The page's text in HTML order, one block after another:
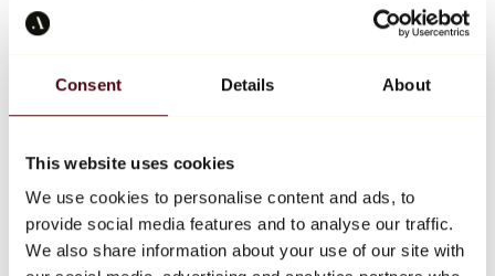
Consent Details About
This website uses cookies
We use cookies to personalise content and ads, to
provide social media features and to analyse our traffic.
We also share information about your use of our site with
Keith Haring
Tutti i designer
Opera della settimana